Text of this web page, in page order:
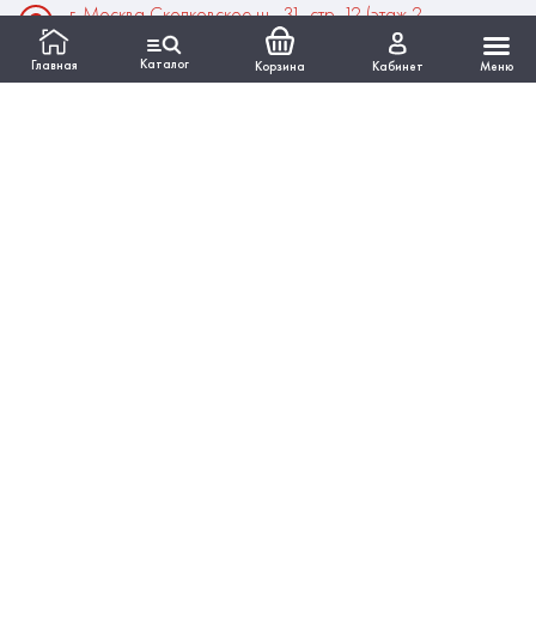
Главная Каталог Корзина Кабинет Меню
г. Москва Сколковское ш., 31, стр. 12 (этаж 2,
помещение 22)
Время работы: